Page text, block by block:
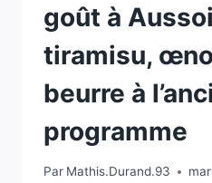
goût à
tiramisu,
beurre à
programme
Par Mathis.Durand.93